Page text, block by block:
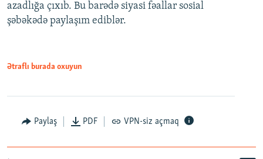
azadlığa çıxıb. Bu barədə siyasi fəallar sosial
şəbəkədə paylaşım ediblər.
Ətraflı burada oxuyun
Paylaş PDF VPN-siz açmaq